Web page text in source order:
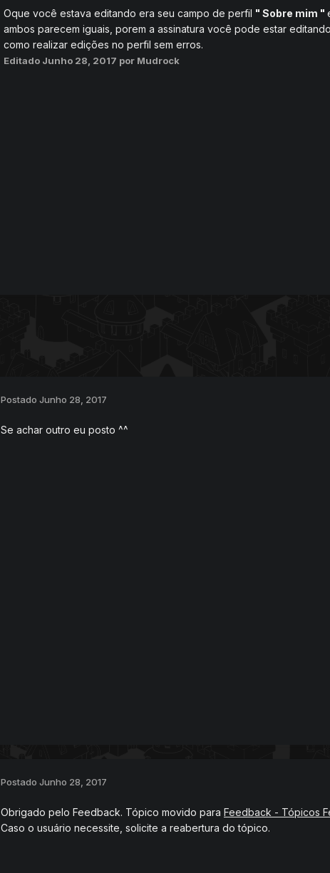
Oque você estava editando era seu campo de perfil " Sobre mim "
ambos parecem iguais, porem a assinatura você pode estar
como realizar edições no perfil sem erros.
Editado Junho 28, 2017 por Mudrock
Postado Junho 28, 2017
Se achar outro eu posto ^^
Postado Junho 28, 2017
Obrigado pelo Feedback. Tópico movido para Feedback - Tópicos
Caso o usuário necessite, solicite a reabertura do tópico.